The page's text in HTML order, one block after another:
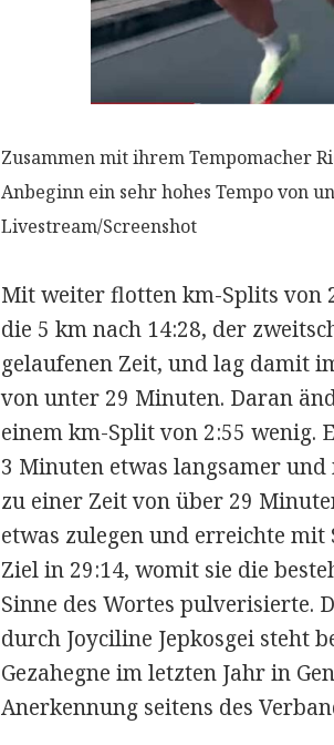
Zusammen mit ihrem Tempomacher
Anbeginn ein sehr hohes Tempo von
Livestream/Screenshot
Mit weiter flotten km-Splits von
die 5 km nach 14:28, der
gelaufenen Zeit, und lag damit
von unter 29 Minuten. Daran
einem km-Split von 2:55 wenig.
3 Minuten etwas langsamer
zu einer Zeit von über 29
etwas zulegen und erreichte mit
Ziel in 29:14, womit sie die
Sinne des Wortes pulverisierte.
durch Joyciline Jepkosgei steht
Gezahegne im letzten Jahr in
Anerkennung seitens des